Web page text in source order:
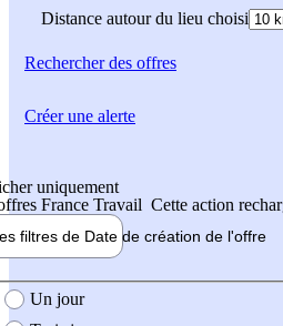
Distance autour du lieu choisi
Rechercherdes offres
uniquement
France Travail Cette action
filtres de Date de création de l'offre
création de l'offre
Un jour
Créer une alerte